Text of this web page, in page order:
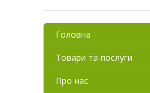
Головна
Товари та послуги
Про нас